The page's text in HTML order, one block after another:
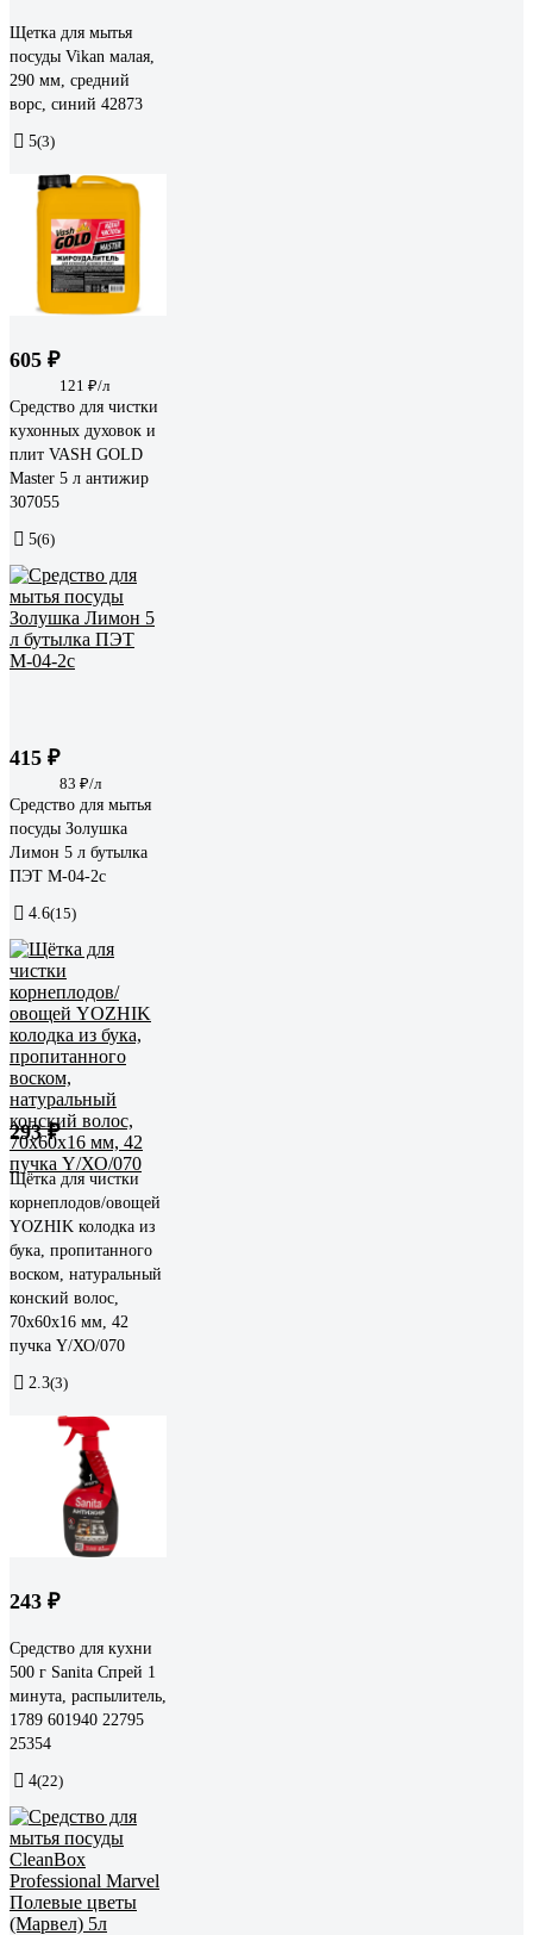
Щетка для мытья
посуды Vikan малая,
290 мм, средний
ворс, синий 42873
5(3)
605 ₽
121 ₽/л
Средство для чистки
кухонных духовок и
плит VASH GOLD
Master 5 л антижир
307055
5(6)
415 ₽
83 ₽/л
Средство для мытья
посуды Золушка
Лимон 5 л бутылка
ПЭТ М-04-2c
4.6(15)
293 ₽
Щётка для чистки
корнеплодов/овощей
YOZHIK колодка из
бука, пропитанного
воском, натуральный
конский волос,
70x60x16 мм, 42
пучка Y/ХО/070
2.3(3)
243 ₽
Средство для кухни
500 г Sanita Спрей 1
минута, распылитель,
1789 601940 22795
25354
4(22)